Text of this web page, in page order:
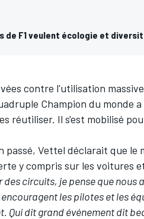
de F1 veulent écologie et
contre l'utilisation
Champion du monde
réutiliser. Il s'est mobilisé
passé, Vettel déclarait que le
y compris sur les voitures
des circuits, je pense que
les pilotes et les
Qui dit grand événement dit